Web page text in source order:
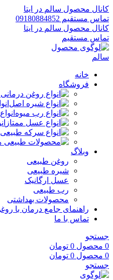
کانال محصول سالم در ایتا
تماس مستقیم 09180884852
کانال محصول سالم در ایتا
تماس مستقیم
خانه
فروشگاه
وبلاگ
روغن طبیعی
شیره طبیعی
عسل ارگانیک
رب طبیعی
محصولات بهداشتی
راهنمای جامع درمان با
تماس با ما
جستجو
0 محصول 0 تومان
0 محصول 0 تومان
جستجو